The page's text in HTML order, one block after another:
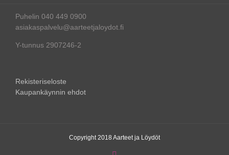
Puhelin 040 449 0900
asiakaspalvelu@aarteetjaloydot.fi
Y-tunnus 2907246-2
Rekisteriseloste
Kaupankäynnin ehdot
Copyright 2018 Aarteet ja Löydöt